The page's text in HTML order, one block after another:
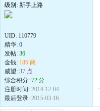
级别: 新手上路
UID: 110779
精华: 0
发帖: 36
金钱: 185 两
威望: 37 点
综合积分: 72 分
注册时间: 2014-12-04
最后登录: 2015-03-16